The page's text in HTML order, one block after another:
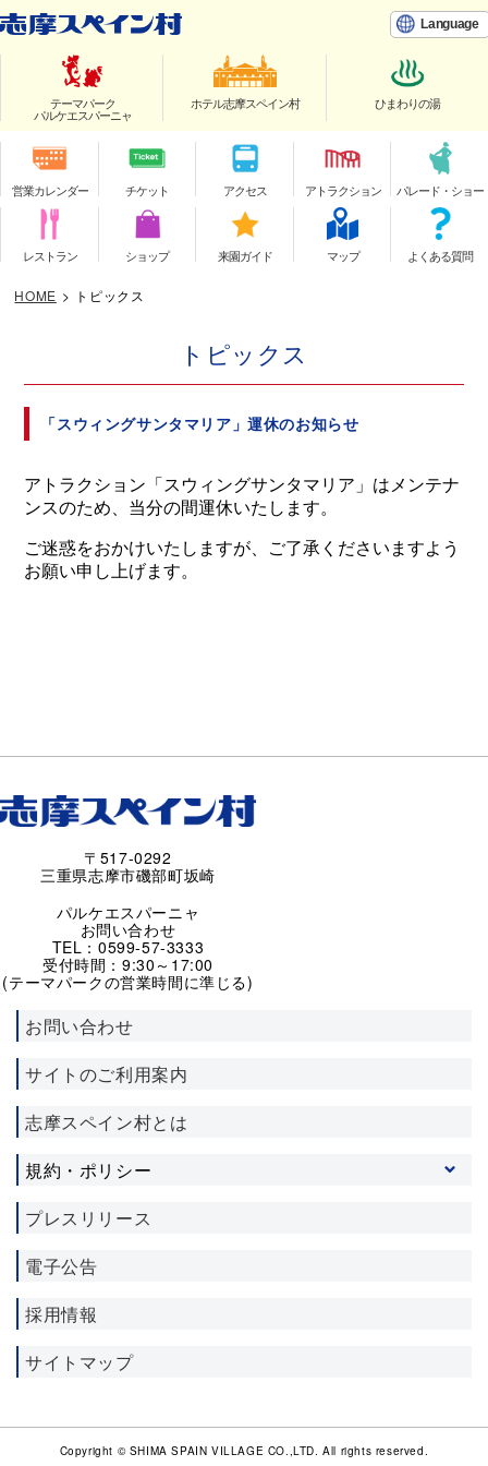
Language
テーマパーク
パルケエスパーニャ
ホテル志摩スペイン村 ひまわりの湯
営業カレンダー チケット アクセス アトラクション パレード・ショー
レストラン ショップ 来園ガイド マップ よくある質問
HOME > トピックス
トピックス
「スウィングサンタマリア」運休のお知らせ
〒517-0292
三重県志摩市磯部町坂崎
パルケエスパーニャ
お問い合わせ
TEL：0599-57-3333
受付時間：9:30～17:00
(テーマパークの営業時間に準じる)
お問い合わせ
サイトのご利用案内
志摩スペイン村とは
規約・ポリシー
プライバシーポリシー
施設利用約款
プレスリリース
電子公告
採用情報
サイトマップ
Copyright © SHIMA SPAIN VILLAGE CO.,LTD. All rights reserved.